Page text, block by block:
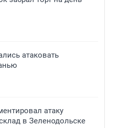
атаковать
атаку
в Зеленодольске